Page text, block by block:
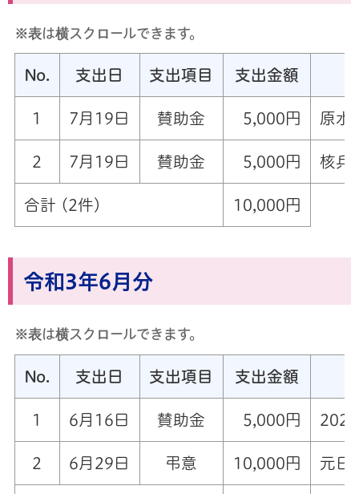
※表は横スクロールできます。
No. 支出日 支出項目 支出金額
1 7月19日 賛助金 5,000円 原水
2 7月19日 賛助金 5,000円 核兵
合計 (2件) 10,000円
令和3年6月分
※表は横スクロールできます。
No. 支出日 支出項目 支出金額
1 6月16日 賛助金 5,000円
2 6月29日 弔意 10,000円 元日